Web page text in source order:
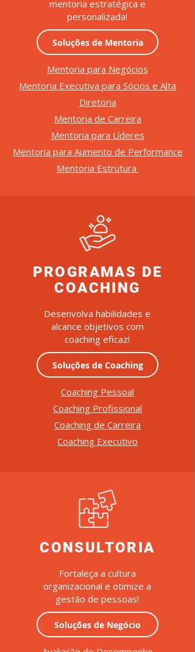
mentoria estratégica e
personalizada!
Soluções de Mentoria
Mentoria para Negócios
Mentoria Executiva para Sócios e Alta
Diretoria
Mentoria de Carreira
Mentoria para Líderes
Mentoria para Aumento de Performance
Mentoria Estrutura
PROGRAMAS DE
COACHING
Desenvolva habilidades e
alcance objetivos com
coaching eficaz!
Soluções de Coaching
Coaching Pessoal
Coaching Profissional
Coaching de Carreira
Coaching Executivo
CONSULTORIA
Fortaleça a cultura
organizacional e otimize a
gestão de pessoas!
Soluções de Negócio